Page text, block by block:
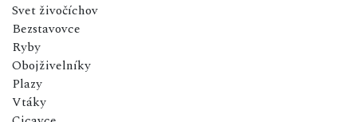
Svet živočíchov
Bezstavovce
Ryby
Obojživelníky
Plazy
Vtáky